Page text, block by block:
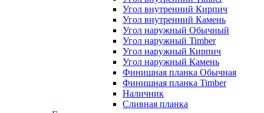
Угол внутренний Кирпич
Угол внутренний Камень
Угол наружный Обычный
Угол наружный Timber
Угол наружный Кирпич
Угол наружный Камень
Финишная планка Обычная
Финишная планка Timber
Наличник
Сливная планка